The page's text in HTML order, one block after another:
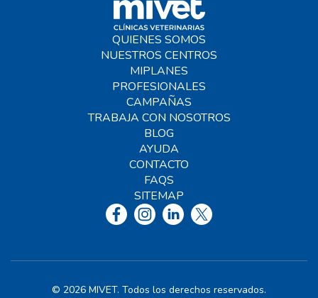
QUIENES SOMOS
NUESTROS CENTROS
MIPLANES
PROFESIONALES
CAMPAÑAS
TRABAJA CON NOSOTROS
BLOG
AYUDA
CONTACTO
FAQS
SITEMAP
© 2026 MIVET. Todos los derechos reservados.